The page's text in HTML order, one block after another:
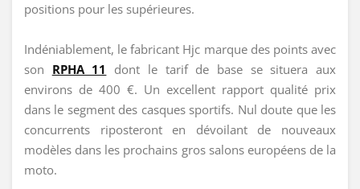
positions pour les supérieures.
Indéniablement, le fabricant Hjc marque des points avec
son RPHA 11
dont le tarif de base se situera aux
environs de 400 €. Un excellent rapport qualité prix
dans le segment des casques sportifs. Nul doute que les
concurrents riposteront en dévoilant de nouveaux
modèles dans les prochains gros salons européens de la
moto.